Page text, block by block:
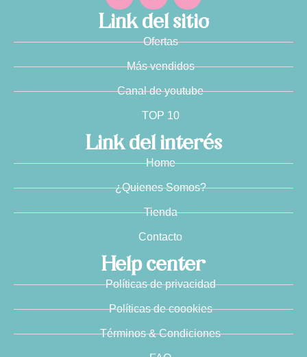
Link del sitio
Ofertas
Más vendidos
Canal de youtube
TOP 10
Link del interés
Home
¿Quienes Somos?
Tienda
Contacto
Help center
Políticas de privacidad
Políticas de coookies
Términos & Condiciones